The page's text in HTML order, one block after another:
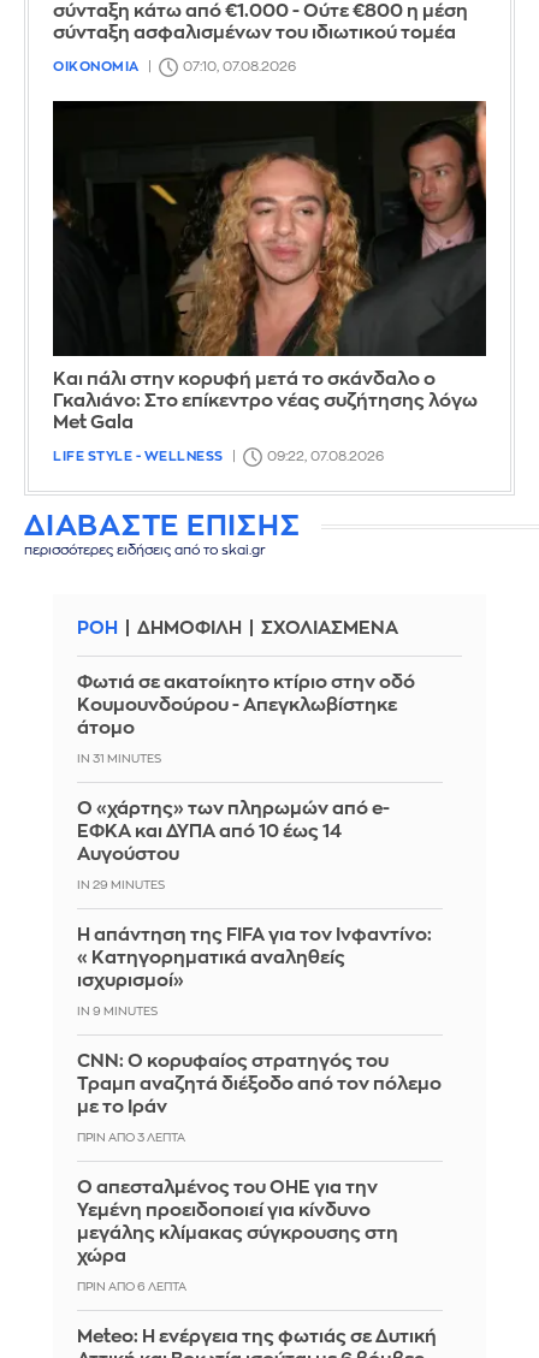
σύνταξη κάτω από €1.000 - Ούτε €800 η μέση
σύνταξη ασφαλισμένων του ιδιωτικού τομέα
ΟΙΚΟΝΟΜΙΑ 07:10, 07.08.2026
Και πάλι στην κορυφή μετά το σκάνδαλο ο
Γκαλιάνο: Στο επίκεντρο νέας συζήτησης λόγω
Met Gala
LIFE STYLE - WELLNESS 09:22, 07.08.2026
ΔΙΑΒΑΣΤΕ ΕΠΙΣΗΣ
περισσότερες ειδήσεις από το skai.gr
ΡΟΗ ΔΗΜΟΦΙΛΗ ΣΧΟΛΙΑΣΜΕΝΑ
Φωτιά σε ακατοίκητο κτίριο στην οδό
Κουμουνδούρου - Απεγκλωβίστηκε
άτομο
IN 31 MINUTES
Ο «χάρτης» των πληρωμών από e-
ΕΦΚΑ και ΔΥΠΑ από 10 έως 14
Αυγούστου
IN 29 MINUTES
Η απάντηση της FIFA για τον Ινφαντίνο:
«Κατηγορηματικά αναληθείς
ισχυρισμοί»
IN 9 MINUTES
CNN: Ο κορυφαίος στρατηγός του
Τραμπ αναζητά διέξοδο από τον πόλεμο
με το Ιράν
ΠΡΙΝ ΑΠΌ 3 ΛΕΠΤΆ
Ο απεσταλμένος του ΟΗΕ για την
Υεμένη προειδοποιεί για κίνδυνο
μεγάλης κλίμακας σύγκρουσης στη
χώρα
ΠΡΙΝ ΑΠΌ 6 ΛΕΠΤΆ
Meteo: Η ενέργεια της φωτιάς σε Δυτική